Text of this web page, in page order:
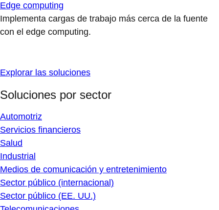
Edge computing
Implementa cargas de trabajo más cerca de la fuente
con el edge computing.
Explorar las soluciones
Soluciones por sector
Automotriz
Servicios financieros
Salud
Industrial
Medios de comunicación y entretenimiento
Sector público (internacional)
Sector público (EE. UU.)